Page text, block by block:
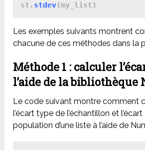
st. stdev(my_list)
Les exemples suivants montrent
chacune de ces méthodes dans la
Méthode 1 : calculer
l’aide de la bibliothèque
Le code suivant montre comment
l’écart type de l’échantillon et
population d’une liste à l’aide de